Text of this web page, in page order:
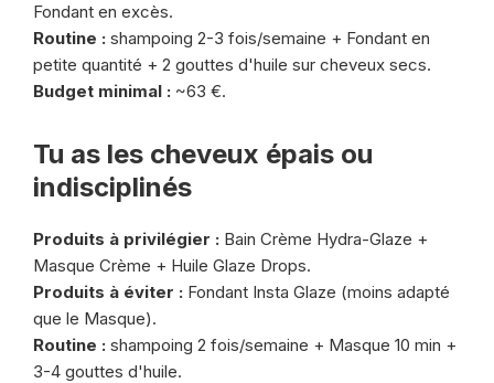
Fondant en excès.
Routine : shampoing 2-3 fois/semaine + Fondant en
petite quantité + 2 gouttes d'huile sur cheveux secs.
Budget minimal : ~63 €.
Tu as les cheveux épais ou
indisciplinés
Produits à privilégier : Bain Crème Hydra-Glaze +
Masque Crème + Huile Glaze Drops.
Produits à éviter : Fondant Insta Glaze (moins adapté
que le Masque).
Routine : shampoing 2 fois/semaine + Masque 10 min +
3-4 gouttes d'huile.